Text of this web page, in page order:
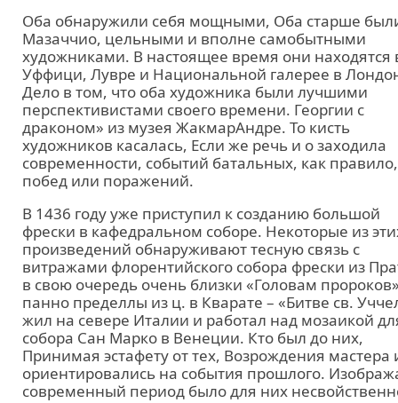
Оба обнаружили себя мощными, Оба старше
Мазаччио, цельными и вполне самобытными
художниками. В настоящее время они находятся
Уффици, Лувре и Национальной галерее в
Дело в том, что оба художника были лучшими
перспективистами своего времени. Георгии с
драконом» из музея ЖакмарАндре. То кисть
художников касалась, Если же речь и о заходила
современности, событий батальных, как правило,
побед или поражений.
В 1436 году уже приступил к созданию большой
фрески в кафедральном соборе. Некоторые из
произведений обнаруживают тесную связь с
витражами флорентийского собора фрески из
в свою очередь очень близки «Головам
панно пределлы из ц. в Кварате – «Битве св.
жил на севере Италии и работал над мозаикой
собора Сан Марко в Венеции. Кто был до них,
Принимая эстафету от тех, Возрождения мастера
ориентировались на события прошлого.
современный период было для них